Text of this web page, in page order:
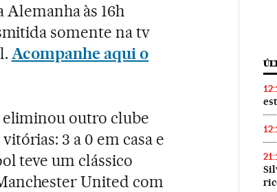
às 16h
somente na tv
Acompanhe aqui o
eliminou outro clube
3 a 0 em casa e
teve um clássico
United com